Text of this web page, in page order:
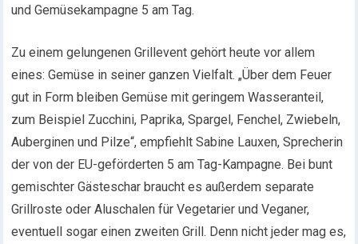
und Gemüsekampagne 5 am Tag.
Zu einem gelungenen Grillevent gehört heute vor allem
eines: Gemüse in seiner ganzen Vielfalt. „Über dem Feuer
gut in Form bleiben Gemüse mit geringem Wasseranteil,
zum Beispiel Zucchini, Paprika, Spargel, Fenchel, Zwiebeln,
Auberginen und Pilze“, empfiehlt Sabine Lauxen, Sprecherin
der von der EU-geförderten 5 am Tag-Kampagne. Bei bunt
gemischter Gästeschar braucht es außerdem separate
Grillroste oder Aluschalen für Vegetarier und Veganer,
eventuell sogar einen zweiten Grill. Denn nicht jeder mag es,